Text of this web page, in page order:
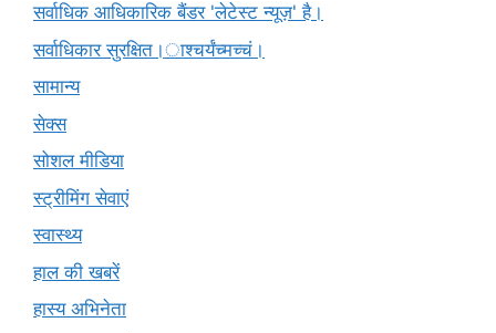
सर्वाधिक आधिकारिक बैंडर 'लेटेस्ट न्यूज़' है।
सर्वाधिकार सुरक्षित।ाश्चर्यंच्मच्चं।
सामान्य
सेक्स
सोशल मीडिया
स्ट्रीमिंग सेवाएं
स्वास्थ्य
हाल की खबरें
हास्य अभिनेता